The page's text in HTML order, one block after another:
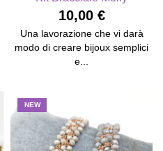
10,00 €
Una lavorazione che vi darà
modo di creare bijoux semplici
e...
NEW